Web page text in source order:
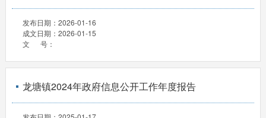
发布日期： 2026-01-16
成文日期： 2026-01-15
文 号：
龙塘镇2024年政府信息公开工作年度报告